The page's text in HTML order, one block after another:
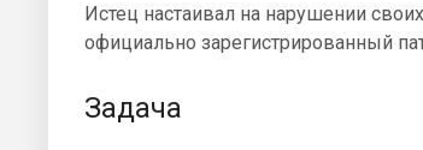
Истец настаивал на нарушении
официально зарегистрированный
Задача